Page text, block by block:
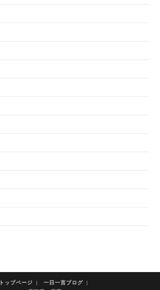
トップページ
一日一言ブログ